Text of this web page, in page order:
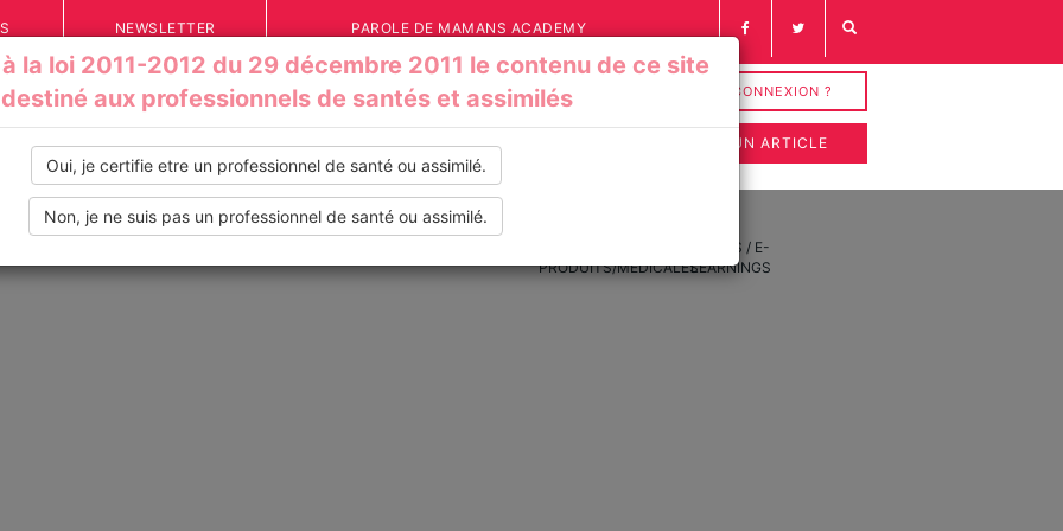
NEWSLETTER PAROLE DE MAMANS ACADEMY
INSCRIPTION / CONNEXION ?
SOUMETTRE UN ARTICLE
PRODUITS/MÉDICALES
VIDÉOS / E-
LEARNINGS
la loi 2011-2012 du 29 décembre 2011 le contenu de ce site
aux professionnels de santés et assimilés
Oui, je certifie etre un professionnel de santé ou assimilé.
Non, je ne suis pas un professionnel de santé ou assimilé.